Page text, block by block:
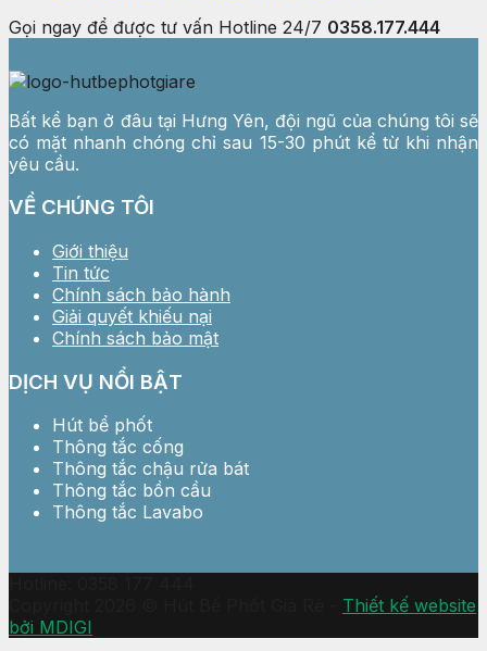
Gọi ngay để được tư vấn Hotline 24/7 0358.177.444
Bất kể bạn ở đâu tại Hưng Yên, đội ngũ của chúng tôi sẽ
có mặt nhanh chóng chỉ sau 15-30 phút kể từ khi nhận
yêu cầu.
VỀ CHÚNG TÔI
Giới thiệu
Tin tức
Chính sách bảo hành
Giải quyết khiếu nại
Chính sách bảo mật
DỊCH VỤ NỔI BẬT
Hút bể phốt
Thông tắc cống
Thông tắc chậu rửa bát
Thông tắc bồn cầu
Thông tắc Lavabo
Thiết kế website
bởi MDIGI